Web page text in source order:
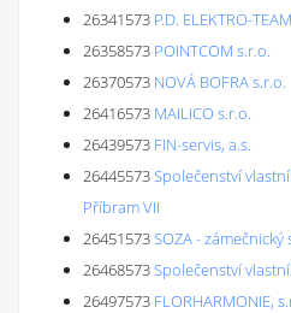
26341573 P.D. ELEKTRO-
26358573 POINTCOM s.r.o.
26370573 NOVÁ BOFRA s.r.o.
26416573 MAILICO s.r.o.
26439573 FIN-servis, a.s.
26445573Společenství
Příbram VII
26451573SOZA - zámečnický
26468573Společenství
26497573 FLORHARMONIE,